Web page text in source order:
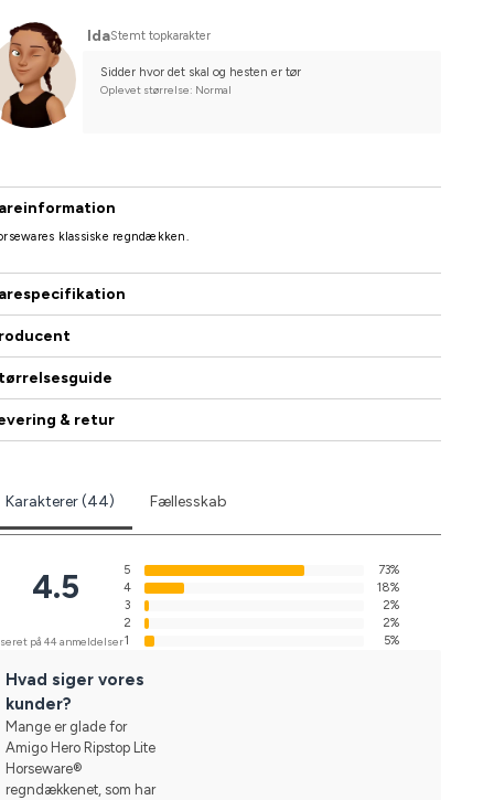
IdaStemt topkarakter
Sidder hvor det skal og hesten er tør
Oplevet størrelse: Normal
klassiske regndækken.
& retur
Karakterer (44) Fællesskab
4.5
på 44 anmeldelser
5
73%
4
18%
3
2%
2
2%
1
5%
Hvad siger vores
kunder?
Mange er glade for
Amigo Hero Ripstop Lite
Horseware®
regndækkenet, som har